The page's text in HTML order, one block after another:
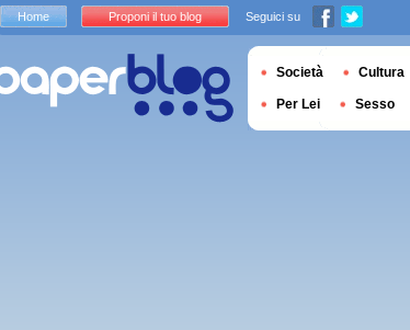
Home Proponi il tuo blog Seguici su
Società Cultura
Per Lei Sesso